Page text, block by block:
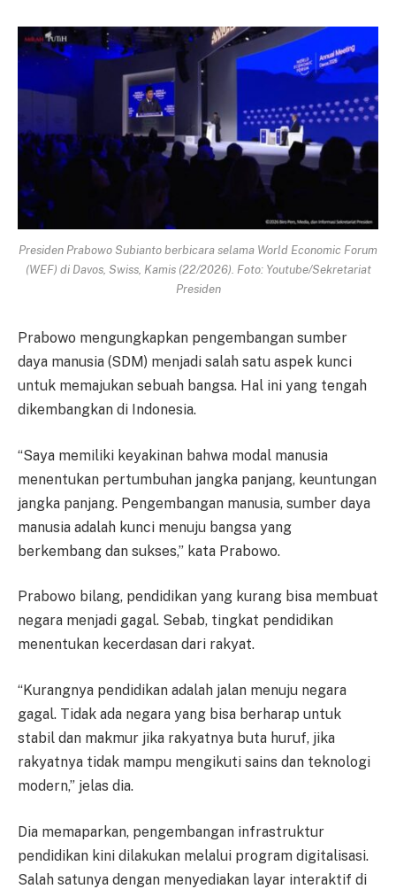
Presiden Prabowo Subianto berbicara selama World Economic Forum
(WEF) di Davos, Swiss, Kamis (22/2026). Foto: Youtube/Sekretariat
Presiden
Prabowo mengungkapkan pengembangan sumber
daya manusia (SDM) menjadi salah satu aspek kunci
untuk memajukan sebuah bangsa. Hal ini yang tengah
dikembangkan di Indonesia.
“Saya memiliki keyakinan bahwa modal manusia
menentukan pertumbuhan jangka panjang, keuntungan
jangka panjang. Pengembangan manusia, sumber daya
manusia adalah kunci menuju bangsa yang
berkembang dan sukses,” kata Prabowo.
Prabowo bilang, pendidikan yang kurang bisa membuat
negara menjadi gagal. Sebab, tingkat pendidikan
menentukan kecerdasan dari rakyat.
“Kurangnya pendidikan adalah jalan menuju negara
gagal. Tidak ada negara yang bisa berharap untuk
stabil dan makmur jika rakyatnya buta huruf, jika
rakyatnya tidak mampu mengikuti sains dan teknologi
modern,” jelas dia.
Dia memaparkan, pengembangan infrastruktur
pendidikan kini dilakukan melalui program digitalisasi.
Salah satunya dengan menyediakan layar interaktif di